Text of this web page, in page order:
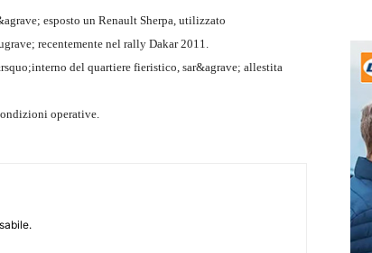
esposto un Renault Sherpa, utilizzato
recentemente nel rally Dakar 2011.
del quartiere fieristico, sar&agrave; allestita
operative.